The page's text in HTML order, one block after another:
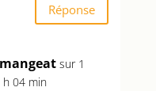
Réponse
sur 1
04 min